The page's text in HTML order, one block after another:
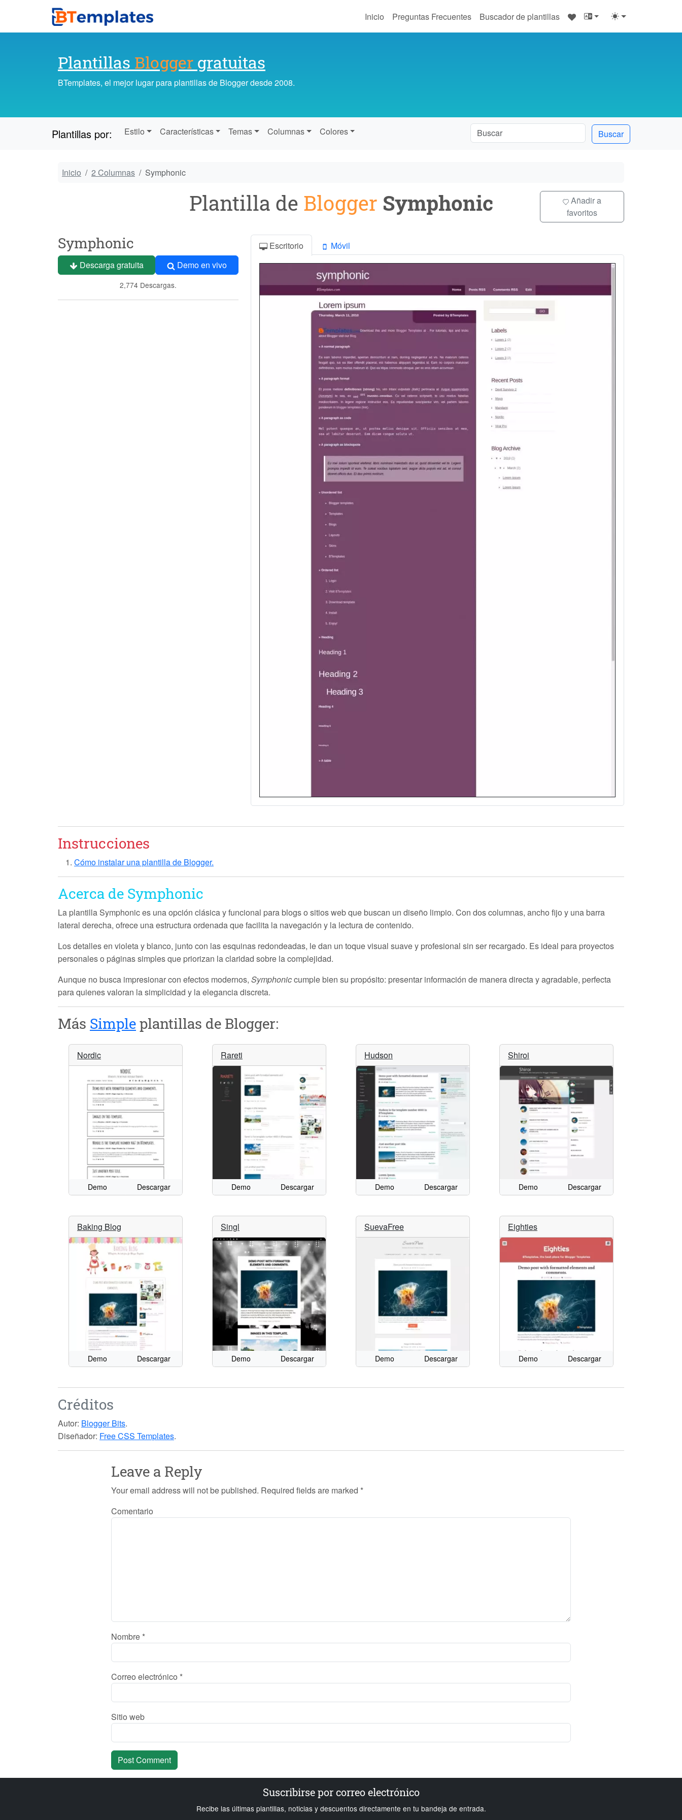
Inicio Preguntas Frecuentes Buscador de plantillas ♥
Plantillas Blogger gratuitas
BTemplates, el mejor lugar para plantillas de Blogger desde 2008.
Plantillas por: Estilo Características Temas Columnas Colores Buscar
Inicio 2 Columnas Symphonic
Plantilla de Blogger Symphonic
Añadir a
favoritos
Symphonic
Descarga gratuita Demo en vivo
2,774 Descargas.
Escritorio Móvil
Instrucciones
Cómo instalar una plantilla de Blogger.
Acerca de Symphonic
La plantilla Symphonices una opción clásica y funcional para blogs o sitios web que buscan un diseño limpio. Con dos columnas, ancho fijo y una barra
lateral derecha, ofrece una estructura ordenada que facilita la navegación y la lectura de contenido.
Los detalles en violeta y blanco, junto con las esquinas redondeadas, le dan un toque visual suave y profesional sin ser recargado. Es ideal para proyectos
personales o páginas simples que priorizan la claridad sobre la complejidad.
Aunque no busca impresionar con efectos modernos, Symphoniccumple bien su propósito: presentar información de manera directa y agradable, perfecta
para quienes valoran la simplicidad y la elegancia discreta.
Más Simpleplantillas de Blogger:
Nordic
Demo Descargar
Rareti
Demo Descargar
Hudson
Demo Descargar
Shiroi
Demo Descargar
Baking Blog
Demo Descargar
Singl
Demo Descargar
SuevaFree
Demo Descargar
Eighties
Demo Descargar
Créditos
Autor: Blogger Bits.
Diseñador: Free CSS Templates.
Leave a Reply
Your email address will not be published. Required fields are marked *
Comentario
Nombre *
Correo electrónico *
Sitio web
Suscribirse por correo electrónico
Recibe las últimas plantillas, noticias y descuentos directamente en tu bandeja de entrada.